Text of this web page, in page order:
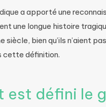
a apporté une
une longue histoire
siècle, bien qu’ils n’aient
cette définition.
est défini le